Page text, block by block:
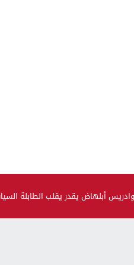
أبلهاض يقدر يقلب الطابلة